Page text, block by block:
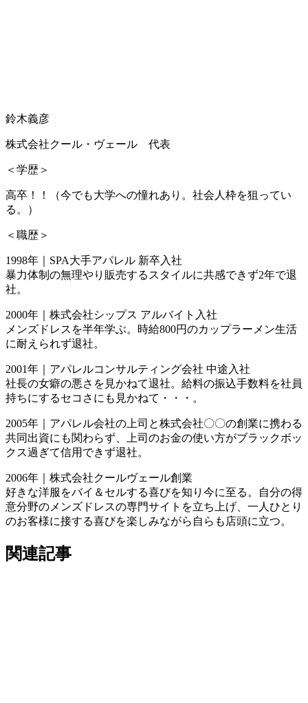
鈴木義彦
株式会社クール・ヴェール 代表
＜学歴＞
高卒！！（今でも大学への憧れあり。社会人枠を狙ってい
る。）
＜職歴＞
1998年｜SPA大手アパレル 新卒入社
暴力体制の無理やり販売するスタイルに共感できず2年で退
社。
2000年｜株式会社シップス アルバイト入社
メンズドレスを半年学ぶ。時給800円のカップラーメン生活
に耐えられず退社。
2001年｜アパレルコンサルティング会社 中途入社
社長の女癖の悪さを見かねて退社。給料の振込手数料を社員
持ちにするセコさにも見かねて・・・。
2005年｜アパレル会社の上司と株式会社〇〇の創業に携わる
共同出資にも関わらず、上司のお金の使い方がブラックボッ
クス過ぎて信用できず退社。
2006年｜株式会社クールヴェール創業
好きな洋服をバイ＆セルする喜びを知り今に至る。自分の得
意分野のメンズドレスの専門サイトを立ち上げ、一人ひとり
のお客様に接する喜びを楽しみながら自らも店頭に立つ。
関連記事